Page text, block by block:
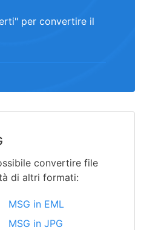
per convertire il
convertire file
di altri formati:
MSG in EML
MSG in JPG